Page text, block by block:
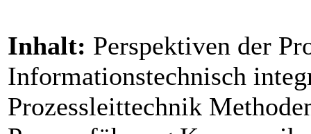
Inhalt: Perspektiven der
Informationstechnisch
Prozessleittechnik